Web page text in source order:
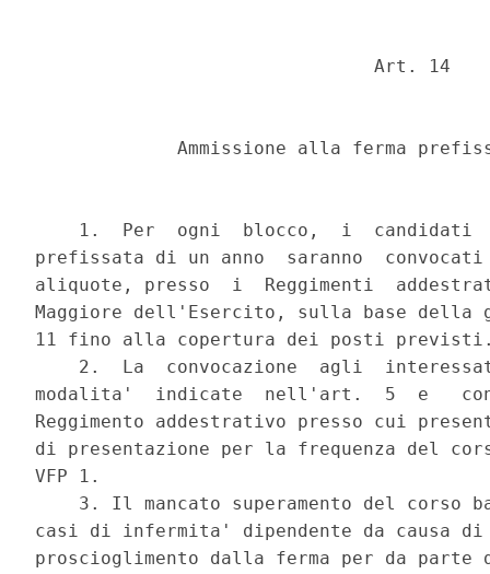
                               Art. 14
Ammissione alla ferma
1.  Per  ogni  blocco,  i  candidati
prefissata di un anno  saranno
aliquote, presso  i  Reggimenti
Maggiore dell'Esercito, sulla base
11 fino alla copertura dei posti
2.  La  convocazione  agli
modalita'  indicate  nell'art.  5  e
Reggimento addestrativo presso cui
di presentazione per la frequenza del
VFP 1.
3. Il mancato superamento del corso
casi di infermita' dipendente da causa
proscioglimento dalla ferma per da parte